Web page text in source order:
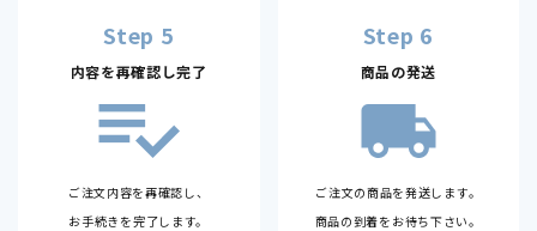
Step 5
内容を再確認し完了
ご注文内容を再確認し、
お手続きを完了します。
Step 6
商品の発送
ご注文の商品を発送します。
商品の到着をお待ち下さい。